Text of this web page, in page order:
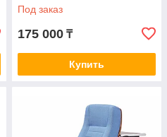
Под заказ
175 000 ₸
Купить